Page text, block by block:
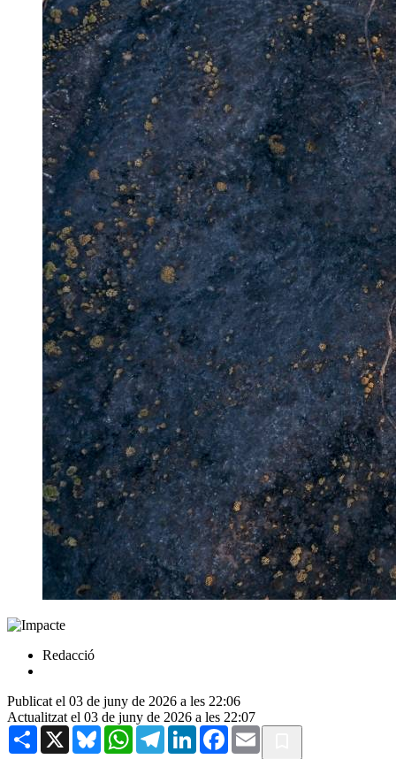
Redacció
Publicat el 03 de juny de 2026 a les 22:06
Actualitzat el 03 de juny de 2026 a les 22:07
Share X BlueskyWhatsAppTelegramLinkedInFacebook
Email